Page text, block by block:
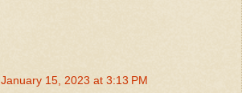
January 15, 2023 at 3:13 PM